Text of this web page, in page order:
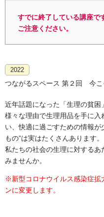
すでに終了している講座で
ご注意ください。
2022
つながるスペース 第２回 今こ
近年話題になった「生理の貧困
様々な理由で生理用品を手に入
い、快適に過ごすための情報
もの”は実はたくさんあります。
私たちの社会の生理に対する
みませんか。
※新型コロナウイルス感染症拡
ンに変更します。